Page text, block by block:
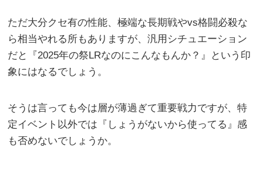
ただ大分クセ有の性能、極端な長期戦やvs格闘必殺な
ら相当やれる所もありますが、汎用シチュエーション
だと『2025年の祭LRなのにこんなもんか？』という印
象にはなるでしょう。
そうは言っても今は層が薄過ぎて重要戦力ですが、特
定イベント以外では『しょうがないから使ってる』感
も否めないでしょうか。